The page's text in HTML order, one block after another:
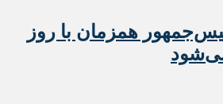
همزمان با روز
می‌شود